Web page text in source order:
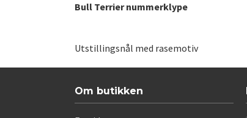
Bull Terrier nummerklype
Utstillingsnål med rasemotiv
Om butikken